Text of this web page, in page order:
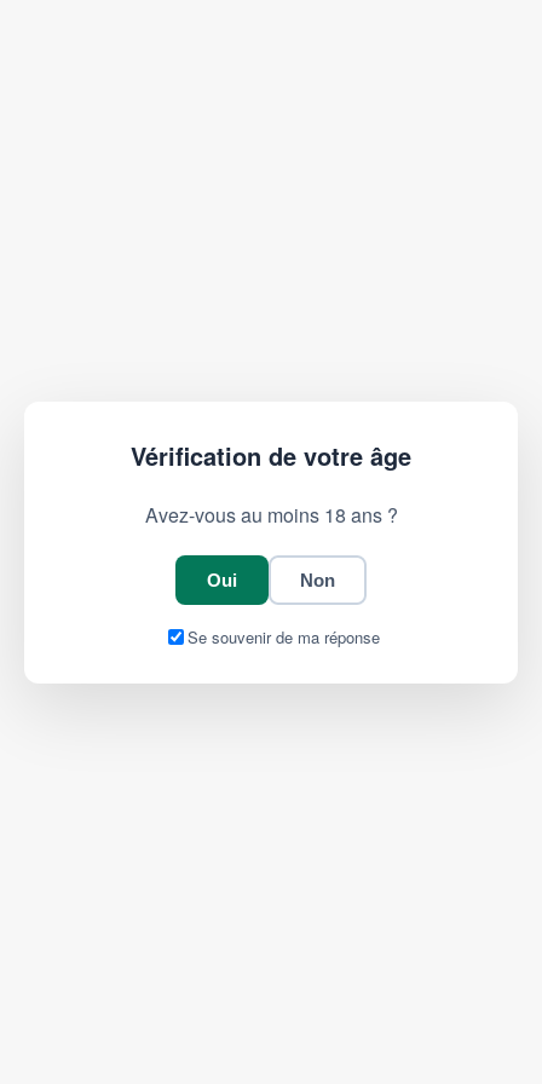
Vérification de votre âge
Avez-vous au moins 18 ans ?
Oui Non
Se souvenir de ma réponse